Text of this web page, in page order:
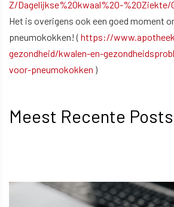
Z/Dagelijkse%20kwaal%20-%20Ziekte/
Het is overigens ook een goed moment
pneumokokken! ( https://
gezondheid/kwalen-en-
voor-pneumokokken )
Meest Recente Posts